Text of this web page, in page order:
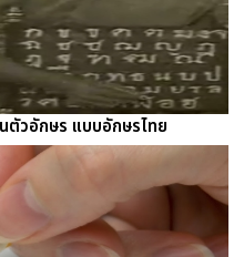
ตัวอักษร แบบอักษรไทย